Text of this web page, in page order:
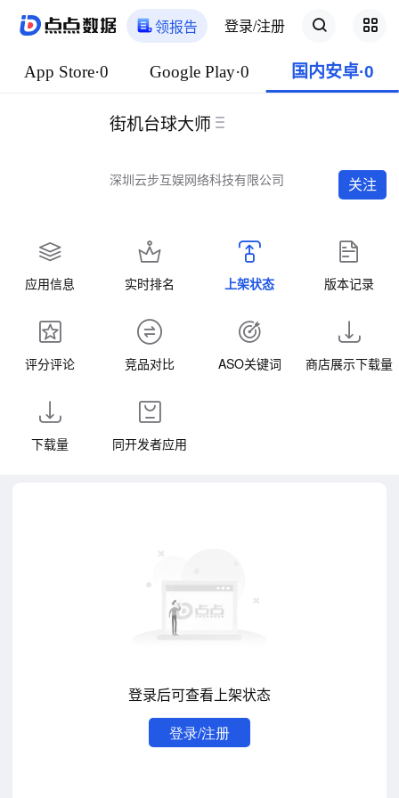
领报告 登录/注册
App Store·0 Google Play·0 国内安卓·0
街机台球大师
深圳云步互娱网络科技有限公司 关注
应用信息 实时排名 上架状态 版本记录
评分评论 竞品对比 ASO关键词 商店展示下载量
下载量 同开发者应用
登录后可查看上架状态
登录/注册